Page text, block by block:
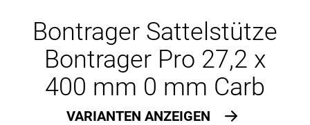
Bontrager Sattelstütze
Bontrager Pro 27,2 x
400 mm 0 mm Carb
VARIANTEN ANZEIGEN